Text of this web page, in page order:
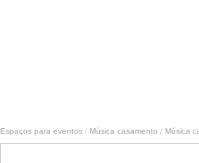
Espaços para eventos / Música casamento / Música